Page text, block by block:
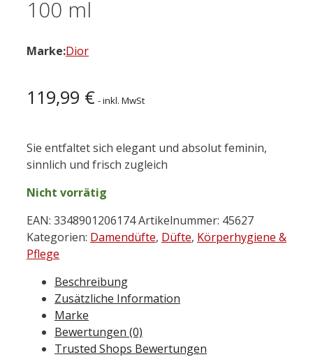
100 ml
Marke:Dior
119,99 € - inkl. MwSt
Sie entfaltet sich elegant und absolut feminin,
sinnlich und frisch zugleich
Nicht vorrätig
EAN: 3348901206174Artikelnummer: 45627
Kategorien: Damendüfte, Düfte, Körperhygiene &
Pflege
Beschreibung
Zusätzliche Information
Marke
Bewertungen (0)
Trusted Shops Bewertungen